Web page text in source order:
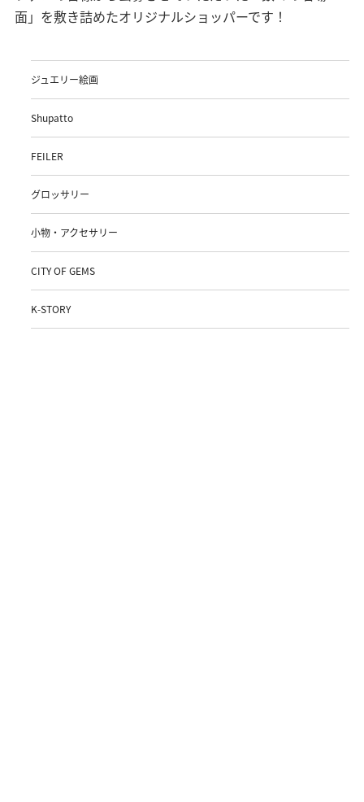
面」を敷き詰めたオリジナルショッパーです！
ジュエリー絵画
Shupatto
FEILER
グロッサリー
小物・アクセサリー
CITY OF GEMS
K-STORY